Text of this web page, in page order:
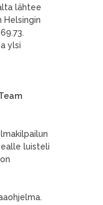
lähtee
Helsingin
ylsi
luisteli